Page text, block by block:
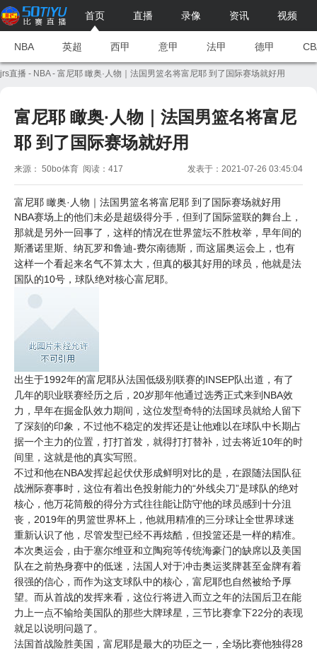
首页 直播 录像 资讯 视频
NBA 英超 西甲 意甲 法甲 德甲
jrs直播 - NBA- 富尼耶 瞰奥·人物｜法国男篮名将富尼耶 到了国际赛场就好用
富尼耶 瞰奥·人物｜法国男篮名将富尼
耶 到了国际赛场就好用
来源： 50bo体育 阅读：417 发表于：2021-07-26 03:45:04
富尼耶 瞰奥·人物｜法国男篮名将富尼耶 到了国际赛场就好用
NBA赛场上的他们未必是超级得分手，但到了国际篮联的舞台上，
那就是另外一回事了，这样的情况在世界篮坛不胜枚举，早年间的
斯潘诺里斯、纳瓦罗和鲁迪-费尔南德斯，而这届奥运会上，也有
这样一个看起来名气不算太大，但真的极其好用的球员，他就是法
国队的10号，球队绝对核心富尼耶。
出生于1992年的富尼耶从法国低级别联赛的INSEP队出道，有了
几年的职业联赛经历之后，20岁那年他通过选秀正式来到NBA效
力，早年在掘金队效力期间，这位发型奇特的法国球员就给人留下
了深刻的印象，不过他不稳定的发挥还是让他难以在球队中长期占
据一个主力的位置，打打首发，就得打打替补，过去将近10年的时
间里，这就是他的真实写照。
不过和他在NBA发挥起起伏伏形成鲜明对比的是，在跟随法国队征
战洲际赛事时，这位有着出色投射能力的“外线尖刀”是球队的绝对
核心，他万花筒般的得分方式往往能让防守他的球员感到十分沮
丧，2019年的男篮世界杯 上，他就用精准的三分球让全世界球迷
重新认识了他，尽管发型已经不再炫酷，但投篮还是一样的精准。
本次奥运会，由于塞尔维亚和立陶宛等传统海豪门的缺席以及美国
队在之前热身赛中的低迷，法国人对于冲击奥运奖牌甚至金牌有着
很强的信心，而作为这支球队中的核心，富尼耶也自然被给予厚
望。而从首战的发挥来看，这位行将进入而立之年的法国后卫在能
力上一点不输给美国队的那些大牌球星，三节比赛拿下22分的表现
就足以说明问题了。
法国首战险胜美国，富尼耶是最大的功臣之一，全场比赛他独得28